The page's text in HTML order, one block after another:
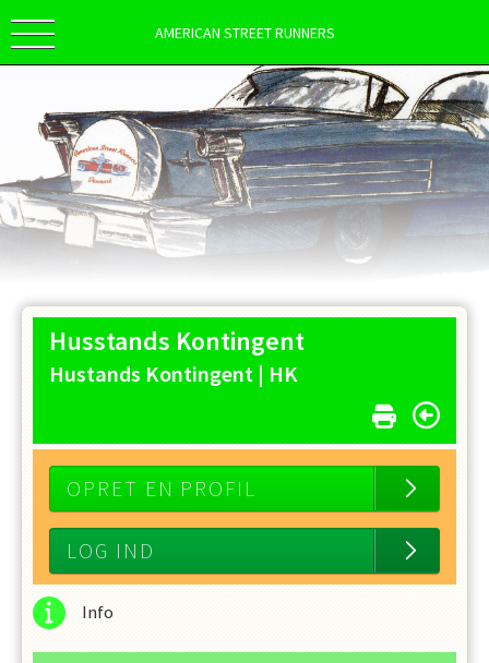
AMERICAN STREET RUNNERS
Husstands Kontingent
Hustands Kontingent | HK
OPRET EN PROFIL
LOG IND
Info